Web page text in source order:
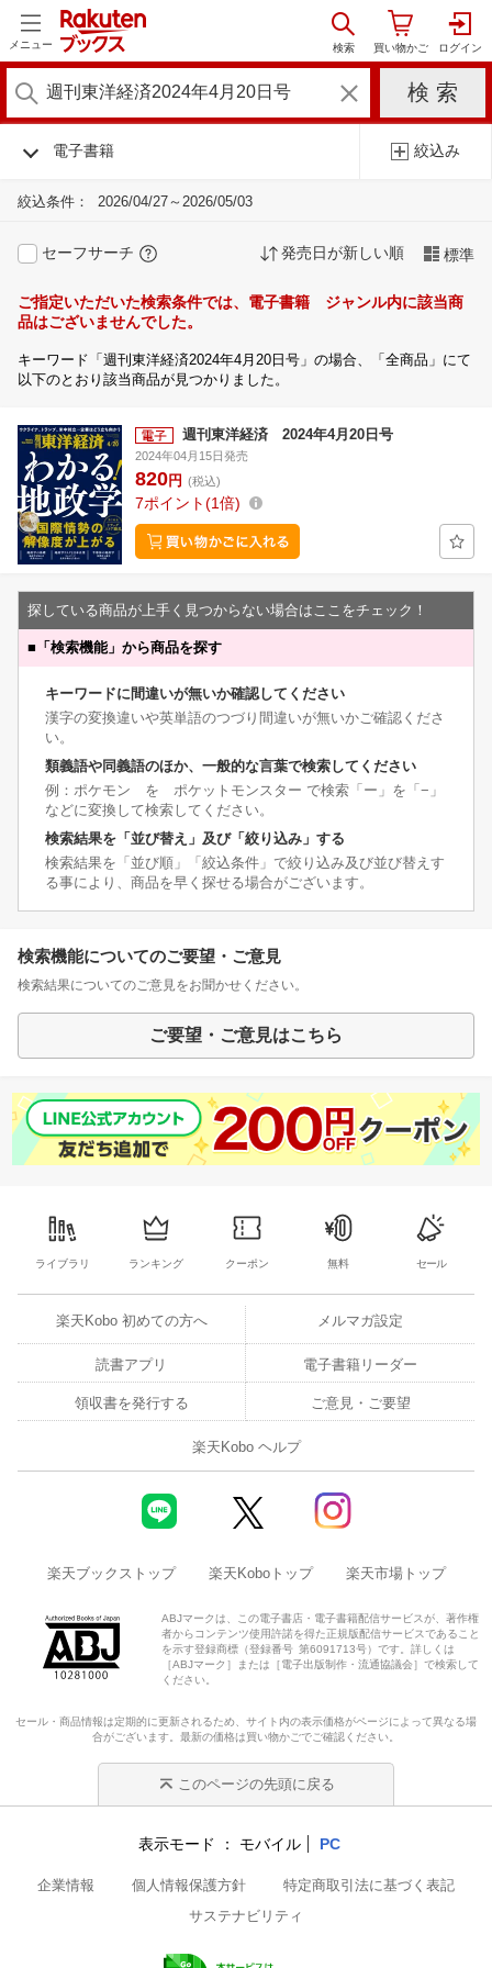
メニュー
電子書籍 絞込み
絞込条件： 2026/04/27～2026/05/03
セーフサーチ 発売日が新しい順 標準
ご指定いただいた検索条件では、電子書籍 ジャンル内に該当商
品はございませんでした。
キーワード「週刊東洋経済2024年4月20日号」の場合、「全商品」にて
以下のとおり該当商品が見つかりました。
週刊東洋経済 2024年4月20日号
2024年04月15日発売
820円 (税込)
7ポイント 1倍
探している商品が上手く見つからない場合はここをチェック！
■ 「検索機能」から商品を探す
キーワードに間違いが無いか確認してください
漢字の変換違いや英単語のつづり間違いが無いかご確認くださ
い。
類義語や同義語のほか、一般的な言葉で検索してください
例：ポケモン を ポケットモンスター で検索「ー」を「−」
などに変換して検索してください。
検索結果を「並び替え」及び「絞り込み」する
検索結果を「並び順」「絞込条件」で絞り込み及び並び替えす
る事により、商品を早く探せる場合がございます。
検索機能についてのご要望・ご意見
検索結果についてのご意見をお聞かせください。
ご要望・ご意見はこちら
ライブラリ ランキング クーポン 無料 セール
楽天Kobo 初めての方へ メルマガ設定
読書アプリ 電子書籍リーダー
領収書を発行する ご意見・ご要望
楽天Kobo ヘルプ
楽天ブックストップ 楽天Koboトップ 楽天市場トップ
ABJマークは、この電子書店・電子書籍配信サービスが、著作権
者からコンテンツ使用許諾を得た正規版配信サービスであること
を示す登録商標（登録番号 第6091713号）です。詳しくは
［ABJマーク］または［電子出版制作・流通協議会］で検索して
ください。
セール・商品情報は定期的に更新されるため、サイト内の表示価格がページによって異なる場
合がございます。最新の価格は買い物かごでご確認ください。
このページの先頭に戻る
表示モード モバイル PC
企業情報 個人情報保護方針
特定商取引法に基づく表記
サステナビリティ